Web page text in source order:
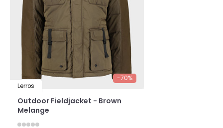
-70%
Lerros
Outdoor Fieldjacket - Brown
Melange